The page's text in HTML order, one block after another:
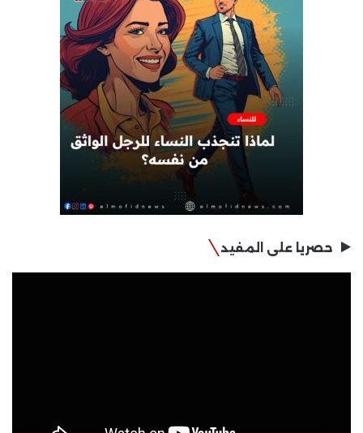
حصريا على المفيد